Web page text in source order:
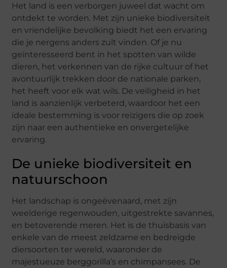
Het land is een verborgen juweel dat wacht om
ontdekt te worden. Met zijn unieke biodiversiteit
en vriendelijke bevolking biedt het een ervaring
die je nergens anders zult vinden. Of je nu
geïnteresseerd bent in het spotten van wilde
dieren, het verkennen van de rijke cultuur of het
avontuurlijk trekken door de nationale parken,
het heeft voor elk wat wils. De veiligheid in het
land is aanzienlijk verbeterd, waardoor het een
ideale bestemming is voor reizigers die op zoek
zijn naar een authentieke en onvergetelijke
ervaring.
De unieke biodiversiteit en
natuurschoon
Het landschap is ongeëvenaard, met zijn
weelderige regenwouden, uitgestrekte savannes,
en betoverende meren. Het is de thuisbasis van
enkele van de meest zeldzame en bedreigde
diersoorten ter wereld, waaronder de
majestueuze berggorilla’s en chimpansees. De